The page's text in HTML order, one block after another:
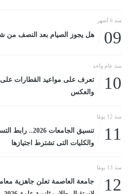
منذ 6 أشهر
09 هل يجوز الصيام بعد النصف من
منذ عام واحد
10
تعرف على مواعيد القطارات على
والعكس
منذ 12 يومًا
11
تنسيق الجامعات
والكليات التى تشترط اجتيازها
منذ 13 يومًا
12
جامعة العاصمة تعلن جاهزية